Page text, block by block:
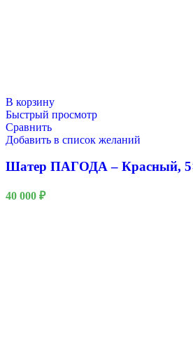
В корзину
Быстрый просмотр
Сравнить
Добавить в список желаний
Шатер ПАГОДА – Красный,
40 000 ₽